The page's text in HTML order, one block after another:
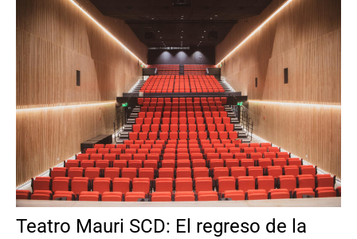
Teatro Mauri SCD: El regreso de la